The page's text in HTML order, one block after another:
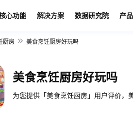
心功能 解决方案 数据研究院 产
厨房 美食烹饪厨房好玩吗
美食烹饪厨房好玩吗
为您提供「美食烹饪厨房」用户评价，